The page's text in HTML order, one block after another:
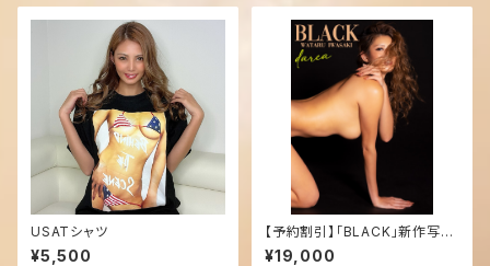
USATシャツ
¥5,500
【予約割引】「BLACK」新作写真
集（増刷）
¥19,000